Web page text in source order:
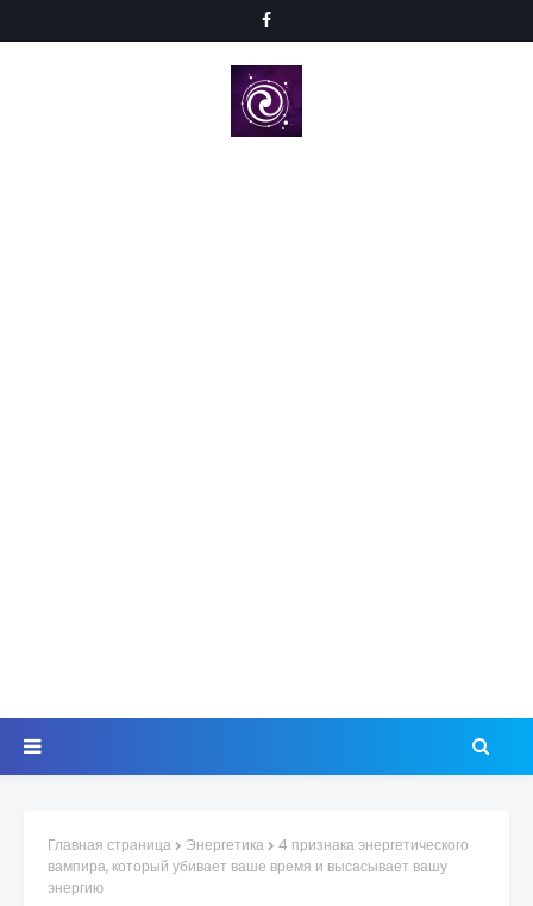
Главная страница Энергетика
4 признака энергетического
вампира, который убивает ваше время и высасывает вашу
энергию